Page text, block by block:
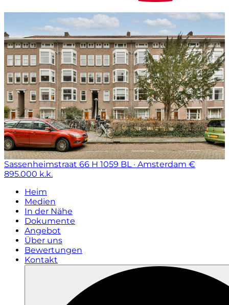
Sassenheimstraat 66 H 1059 BL · Amsterdam €
895.000 k.k.
Heim
Medien
In der Nähe
Dokumente
Angebot
Über uns
Bewertungen
Kontakt